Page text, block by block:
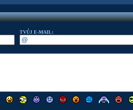
TVŮJ E-MAIL: